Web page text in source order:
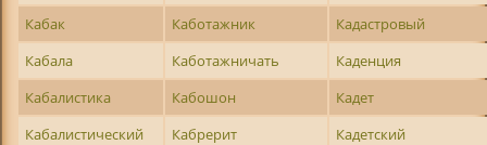
Кабак
Каботажник
Кадастровый
Кабала
Каботажничать
Каденция
Кабалистика
Кабошон
Кадет
Кабалистический
Кабрерит
Кадетский